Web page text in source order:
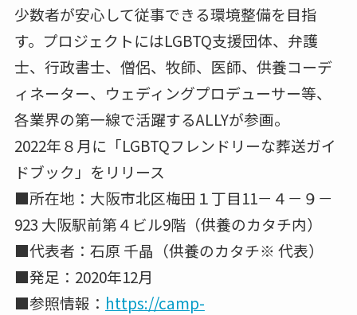
少数者が安心して従事できる環境整備を目指
す。プロジェクトにはLGBTQ支援団体、弁護
士、行政書士、僧侶、牧師、医師、供養コーデ
ィネーター、ウェディングプロデューサー等、
各業界の第一線で活躍するALLYが参画。
2022年８月に「LGBTQフレンドリーな葬送ガイ
ドブック」をリリース
■所在地：大阪市北区梅田１丁目11－４－９－
923 大阪駅前第４ビル9階（供養のカタチ内）
■代表者：石原 千晶（供養のカタチ※ 代表）
■発足：2020年12月
■参照情報： https://camp-